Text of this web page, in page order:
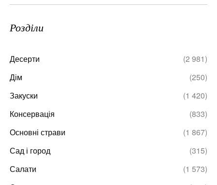
Розділи
Десерти
(2 981)
Дім
(250)
Закуски
(1 420)
Консервація
(833)
Основні страви
(1 867)
Сад і город
(315)
Салати
(1 573)